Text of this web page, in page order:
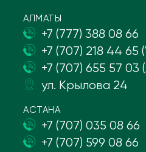
АЛМАТЫ
+7 (777) 388 08 66
+7 (707) 218 44 65
+7 (707) 655 57
ул. Крылова 24
АСТАНА
+7 (707) 035 08 66
+7 (707) 599 08 66